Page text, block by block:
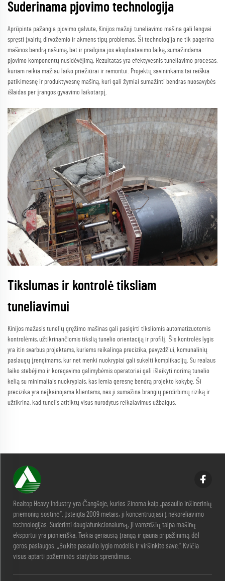
Suderinama pjovimo technologija
Aprūpinta pažangia pjovimo galvute, Kinijos mažoji tuneliavimo mašina gali lengvai
spręsti įvairių dirvožemio ir akmens tipų problemas. Ši technologija ne tik pagerina
mašinos bendrą našumą, bet ir prailgina jos eksploatavimo laiką, sumažindama
pjovimo komponentų nusidėvėjimą. Rezultatas yra efektyvesnis tuneliavimo procesas,
kuriam reikia mažiau laiko priežiūrai ir remontui. Projektų savininkams tai reiškia
patikimesnę ir produktyvesnę mašiną, kuri gali žymiai sumažinti bendras nuosavybės
išlaidas per įrangos gyvavimo laikotarpį.
Tikslumas ir kontrolė tiksliam
tuneliavimui
Kinijos mažasis tunelių gręžimo mašinas gali pasigirti tiksliomis automatizuotomis
kontrolėmis, užtikrinančiomis tikslią tunelio orientaciją ir profilį. Šis kontrolės lygis
yra itin svarbus projektams, kuriems reikalinga precizika, pavyzdžiui, komunalinių
paslaugų įrengimams, kur net menki nuokrypiai gali sukelti komplikacijų. Su realaus
laiko stebėjimo ir koregavimo galimybėmis operatoriai gali išlaikyti norimą tunelio
kelią su minimaliais nuokrypiais, kas lemia geresnę bendrą projekto kokybę. Ši
precizika yra neįkainojama klientams, nes ji sumažina brangių perdirbimų riziką ir
užtikrina, kad tunelis atitiktų visus nurodytus reikalavimus užbaigus.
Realtop Heavy Industry yra Čangšoje, kurios žinoma kaip „pasaulio inžinerinių
priemonių sostinė“. Įsteigta 2009 metais, ji koncentruojasi į nekoreliavimo
technologijas. Suderinti daugiafunkcionalumą, ji vamzdžių talpa mašinų
eksportui yra pionieriška. Teikia geriausią įrangą ir gauna pripažinimą dėl
geros paslaugos. „Būkite pasaulio lygio modelis ir viršinkite save.“ Kvičia
visus aptarti požeminės statybos sprendimus.